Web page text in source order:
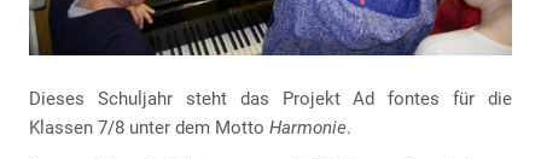
Dieses Schuljahr steht das Projekt Ad fontes für die
Klassen 7/8 unter dem Motto Harmonie.